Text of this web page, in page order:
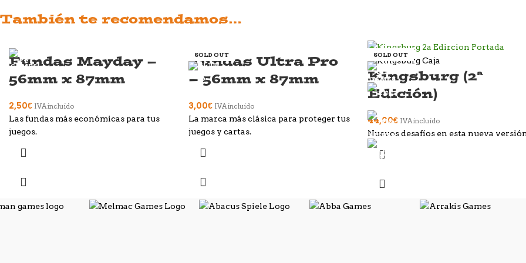
También te recomendamos…
Fundas Mayday –
56mm x 87mm
2,50€ IVA incluido
Las fundas más económicas para tus
juegos.
SOLD OUT
Fundas Ultra Pro
– 56mm x 87mm
3,00€ IVA incluido
La marca más clásica para proteger tus
juegos y cartas.
SOLD OUT
Kingsburg (2ª
Edición)
44,00€ IVA incluido
Nuevos desafíos en esta nueva